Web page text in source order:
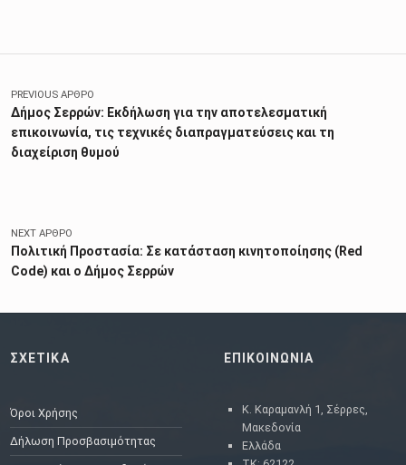
Πλοήγηση άρθρων
PREVIOUS ΆΡΘΡΟ
Δήμος Σερρών: Εκδήλωση για την αποτελεσματική
επικοινωνία, τις τεχνικές διαπραγματεύσεις και τη
διαχείριση θυμού
NEXT ΆΡΘΡΟ
Πολιτική Προστασία: Σε κατάσταση κινητοποίησης (Red
Code) και ο Δήμος Σερρών
ΣΧΕΤΙΚΑ
Όροι Χρήσης
Δήλωση Προσβασιμότητας
ΕΠΙΚΟΙΝΩΝΙΑ
Κ. Καραμανλή 1, Σέρρες,
Μακεδονία
Ελλάδα